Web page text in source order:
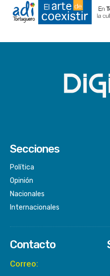
Secciones
Política
Opinión
Nacionales
Internacionales
Contacto
Correo: